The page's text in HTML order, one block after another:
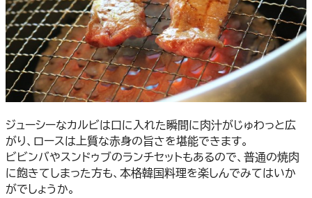
ジューシーなカルビは口に入れた瞬間に肉汁がじゅわっと広
がり、ロースは上質な赤身の旨さを堪能できます。
ビビンバやスンドゥブのランチセットもあるので、普通の焼肉
に飽きてしまった方も、本格韓国料理を楽しんでみてはいか
がでしょうか。